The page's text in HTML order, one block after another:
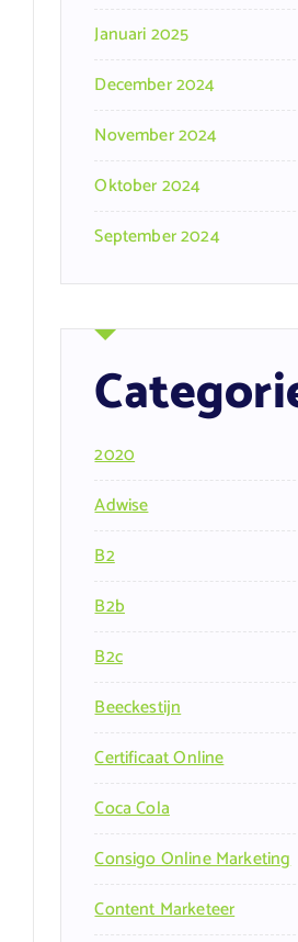
Januari 2025
December 2024
November 2024
Oktober 2024
September 2024
2020
Adwise
B2
B2b
B2c
Beeckestijn
Certificaat Online
Coca Cola
Consigo Online Marketing
Content Marketeer